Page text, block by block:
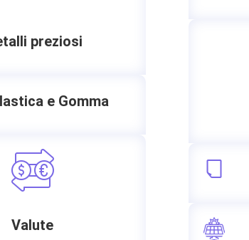
preziosi
e Gomma
Valute